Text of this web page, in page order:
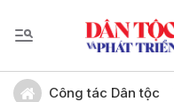
Công tác Dân tộc